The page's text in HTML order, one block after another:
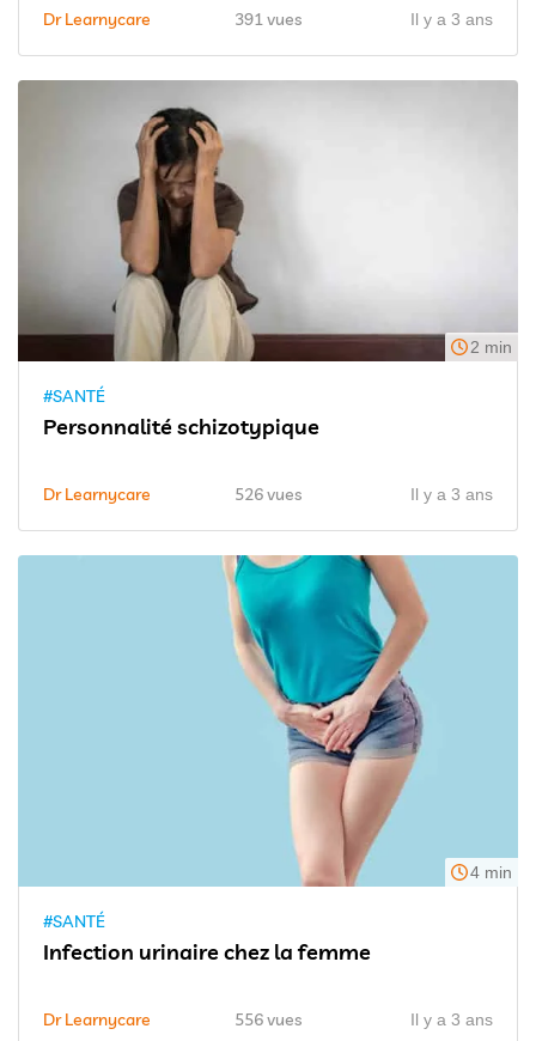
Dr Learnycare 391 vues Il y a 3 ans
2 min
#SANTÉ
Personnalité schizotypique
Dr Learnycare 526 vues Il y a 3 ans
4 min
#SANTÉ
Infection urinaire chez la femme
Dr Learnycare 556 vues Il y a 3 ans